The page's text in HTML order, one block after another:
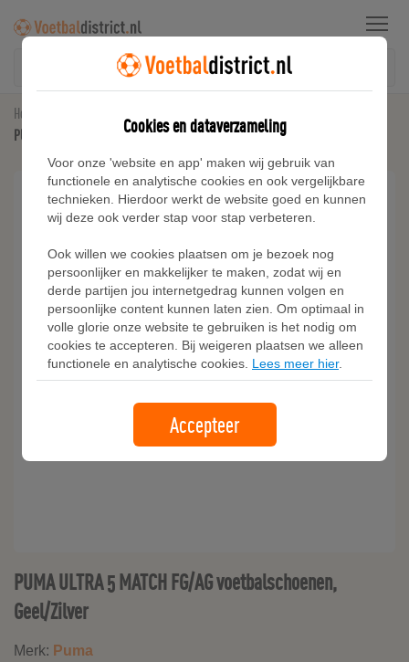
Menu
Home
PUMA ULTRA 5 MATCH FG/AG voetbalschoenen, Geel/Zilver
PUMA ULTRA 5 MATCH FG/AG voetbalschoenen,
Geel/Zilver
Merk: Puma
Cookies en dataverzameling
Voor onze 'website en app' maken wij gebruik van
functionele en analytische cookies en ook vergelijkbare
technieken. Hierdoor werkt de website goed en kunnen
wij deze ook verder stap voor stap verbeteren.
Ook willen we cookies plaatsen om je bezoek nog
persoonlijker en makkelijker te maken, zodat wij en
derde partijen jou internetgedrag kunnen volgen en
persoonlijke content kunnen laten zien. Om optimaal in
volle glorie onze website te gebruiken is het nodig om
cookies te accepteren. Bij weigeren plaatsen we alleen
functionele en analytische cookies. Lees meer hier.
Accepteer